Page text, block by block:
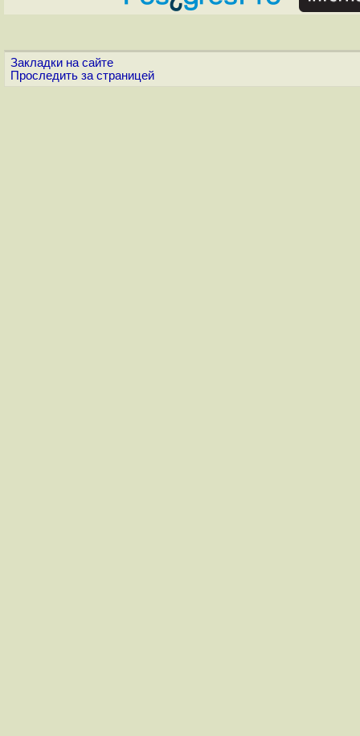
Закладки на сайте
Проследить за страницей